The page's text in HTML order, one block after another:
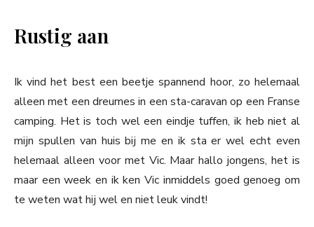
Rustig aan
Ik vind het best een beetje spannend hoor, zo helemaal
alleen met een dreumes in een sta-caravan op een Franse
camping. Het is toch wel een eindje tuffen, ik heb niet al
mijn spullen van huis bij me en ik sta er wel echt even
helemaal alleen voor met Vic. Maar hallo jongens, het is
maar een week en ik ken Vic inmiddels goed genoeg om
te weten wat hij wel en niet leuk vindt!